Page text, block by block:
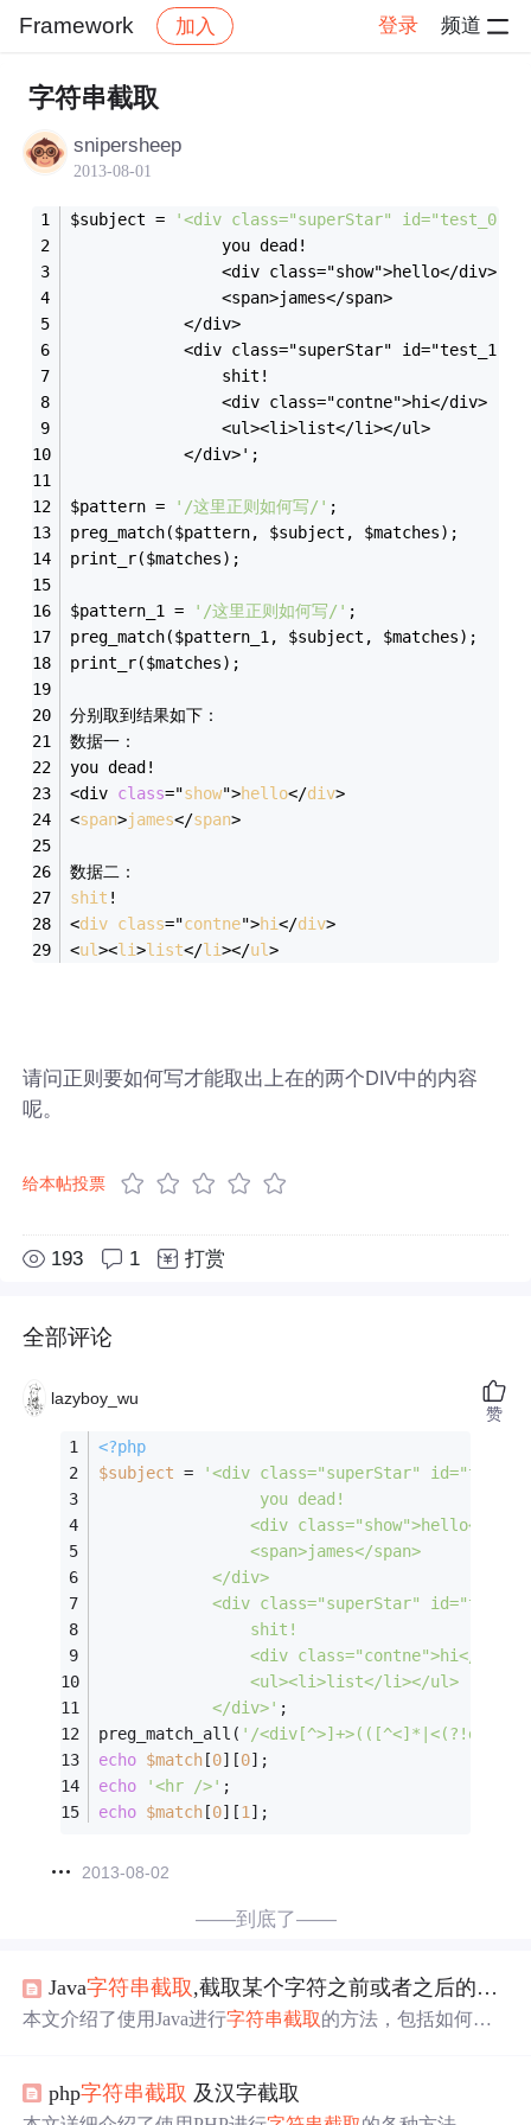
Framework 加入 登录 频道
社区 Framework
字符串截取
snipersheep
2013-08-01
$subject =
'<div class="superStar" id="test_0">
you dead!
				<div class="show">hello</div>
				<span>james</span>
			</div>
            <div class="superStar" id="test_1">
				shit!
				<div class="contne">hi</div>
				<ul><li>list</li></ul>
            </div>';
$pattern = '/这里正则如何写/' ;
preg_match($pattern, $subject, $matches);
print_r($matches);
$pattern_1 = '/这里正则如何写/' ;
preg_match($pattern_1, $subject, $matches);
print_r($matches);
分别取到结果如下：
数据一：
you dead!
<div class="show">hello</div>
<span>james</span>
数据二：
shit !
<div class="contne">hi</div>
<ul><li>list</li></ul>
请问正则要如何写才能取出上在的两个DIV中的内容
呢。
给本帖投票
193 1 打赏
全部评论
lazyboy_wu
<?php
$subject =
'<div class="superStar"
                 you dead!
                <div class="show">hello</div>
                <span>james</span>
            </div>
<div class="superStar"
                shit!
                <div class="contne">hi</div>
                <ul><li>list</li></ul>
            </div>'
;
preg_match_all( '/
echo $match [0][0];
echo
'<hr />' ;
echo $match [0][1];
2013-08-02
赞
——到底了——
Java字符串截取,截取某个字符之前或者之后的字符串
本文介绍了使用Java进行字符串截取的方法，包括如何截
php字符串截取 及汉字截取